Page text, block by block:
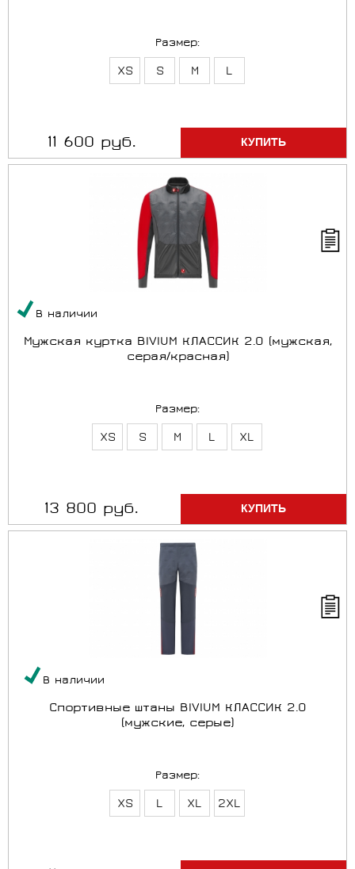
Размер:
XS S M L
11 600 руб.
В наличии
Мужская куртка BIVIUM КЛАССИК 2.0 (мужская,
серая/красная)
Размер:
XS S M L XL
13 800 руб.
В наличии
Спортивные штаны BIVIUM КЛАССИК 2.0
(мужские, серые)
Размер:
XS L XL 2XL